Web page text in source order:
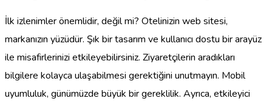
İlk izlenimler önemlidir, değil mi? Otelinizin web sitesi,
markanızın yüzüdür. Şık bir tasarım ve kullanıcı dostu bir arayüz
ile misafirlerinizi etkileyebilirsiniz. Ziyaretçilerin aradıkları
bilgilere kolayca ulaşabilmesi gerektiğini unutmayın. Mobil
uyumluluk, günümüzde büyük bir gereklilik. Ayrıca, etkileyici